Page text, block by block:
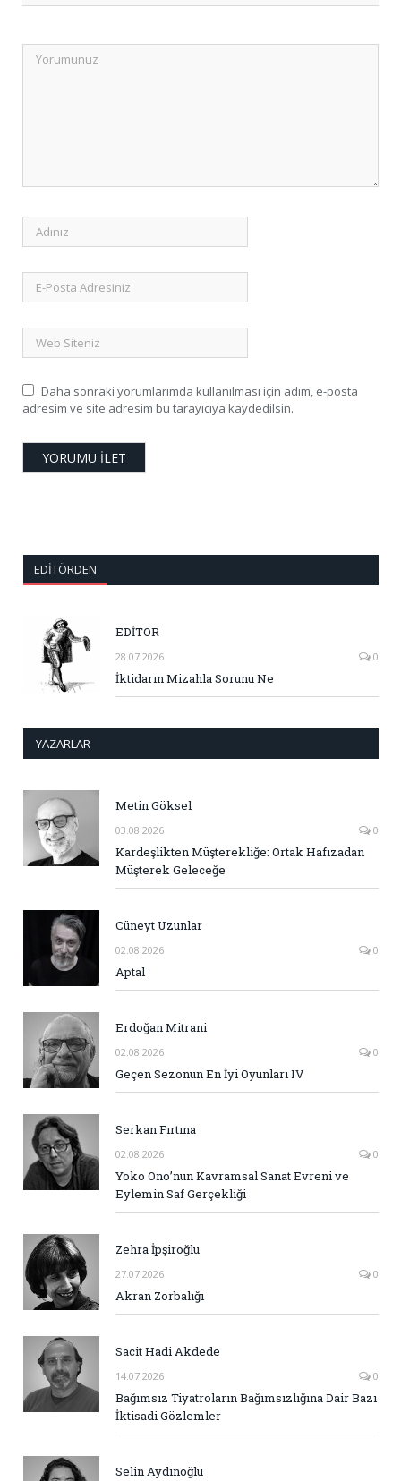
Daha sonraki yorumlarımda kullanılması için adım, e-posta
adresim ve site adresim bu tarayıcıya kaydedilsin.
EDITÖRDEN
EDİTÖR
28.07.2026 0
İktidarın Mizahla Sorunu Ne
YAZARLAR
Metin Göksel
03.08.2026 0
Kardeşlikten Müşterekliğe: Ortak Hafızadan
Müşterek Geleceğe
Cüneyt Uzunlar
02.08.2026 0
Aptal
Erdoğan Mitrani
02.08.2026 0
Geçen Sezonun En İyi Oyunları IV
Serkan Fırtına
02.08.2026 0
Yoko Ono’nun Kavramsal Sanat Evreni ve
Eylemin Saf Gerçekliği
Zehra İpşiroğlu
27.07.2026 0
Akran Zorbalığı
Sacit Hadi Akdede
14.07.2026 0
Bağımsız Tiyatroların Bağımsızlığına Dair Bazı
İktisadi Gözlemler
Selin Aydınoğlu